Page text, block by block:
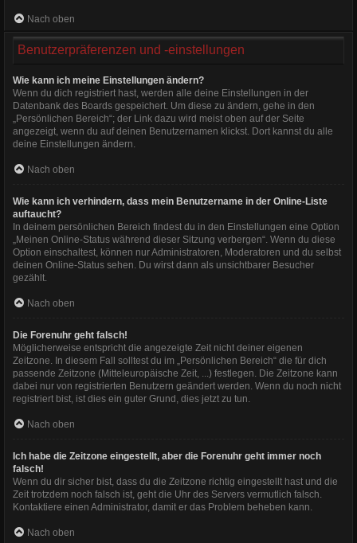
Nach oben
Benutzerpräferenzen und -einstellungen
Wie kann ich meine Einstellungen ändern?
Wenn du dich registriert hast, werden alle deine Einstellungen in der
Datenbank des Boards gespeichert. Um diese zu ändern, gehe in den
„Persönlichen Bereich“; der Link dazu wird meist oben auf der Seite
angezeigt, wenn du auf deinen Benutzernamen klickst. Dort kannst du alle
deine Einstellungen ändern.
Nach oben
Wie kann ich verhindern, dass mein Benutzername in der Online-Liste
auftaucht?
In deinem persönlichen Bereich findest du in den Einstellungen eine Option
„Meinen Online-Status während dieser Sitzung verbergen“. Wenn du diese
Option einschaltest, können nur Administratoren, Moderatoren und du selbst
deinen Online-Status sehen. Du wirst dann als unsichtbarer Besucher
gezählt.
Nach oben
Die Forenuhr geht falsch!
Möglicherweise entspricht die angezeigte Zeit nicht deiner eigenen
Zeitzone. In diesem Fall solltest du im „Persönlichen Bereich“ die für dich
passende Zeitzone (Mitteleuropäische Zeit, ...) festlegen. Die Zeitzone kann
dabei nur von registrierten Benutzern geändert werden. Wenn du noch nicht
registriert bist, ist dies ein guter Grund, dies jetzt zu tun.
Nach oben
Ich habe die Zeitzone eingestellt, aber die Forenuhr geht immer noch
falsch!
Wenn du dir sicher bist, dass du die Zeitzone richtig eingestellt hast und die
Zeit trotzdem noch falsch ist, geht die Uhr des Servers vermutlich falsch.
Kontaktiere einen Administrator, damit er das Problem beheben kann.
Nach oben